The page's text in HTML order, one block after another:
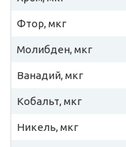
Фтор, мкг
Молибден, мкг
Ванадий, мкг
Кобальт, мкг
Никель, мкг